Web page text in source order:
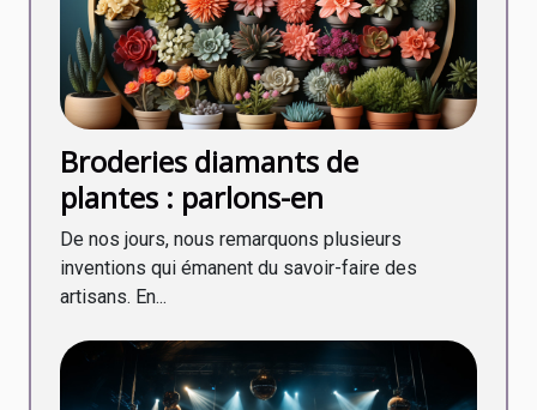
Broderies diamants de
plantes : parlons-en
De nos jours, nous remarquons plusieurs
inventions qui émanent du savoir-faire des
artisans. En...